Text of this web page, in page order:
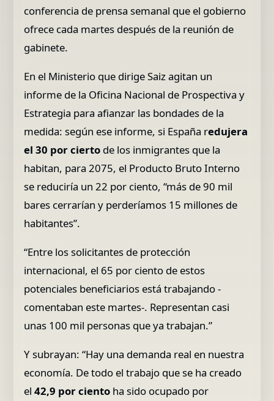
conferencia de prensa semanal que el gobierno
ofrece cada martes después de la reunión de
gabinete.
En el Ministerio que dirige Saiz agitan un
informe de la Oficina Nacional de Prospectiva y
Estrategia para afianzar las bondades de la
medida: según ese informe, si España redujera
el 30 por cierto de los inmigrantes que la
habitan, para 2075, el Producto Bruto Interno
se reduciría un 22 por ciento, “más de 90 mil
bares cerrarían y perderíamos 15 millones de
habitantes”.
“Entre los solicitantes de protección
internacional, el 65 por ciento de estos
potenciales beneficiarios está trabajando -
comentaban este martes-. Representan casi
unas 100 mil personas que ya trabajan.”
Y subrayan: “Hay una demanda real en nuestra
economía. De todo el trabajo que se ha creado
el42,9 por ciento ha sido ocupado por